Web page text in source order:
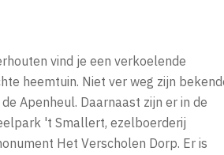
vind je een verkoelende
heemtuin. Niet ver weg zijn
Apenheul. Daarnaast zijn er in de
't Smallert, ezelboerderij
Het Verscholen Dorp. Er is